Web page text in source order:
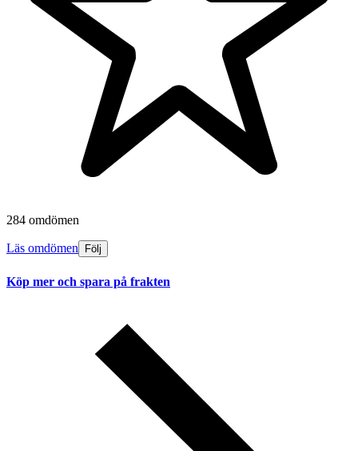
284 omdömen
Läs omdömen Följ
Köp mer och spara på frakten